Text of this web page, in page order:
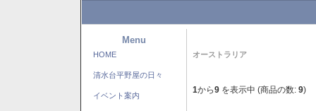
Menu
HOME
清水台平野屋の日々
イベント案内
オーストラリア
1から9 を表示中 (商品の数: 9)